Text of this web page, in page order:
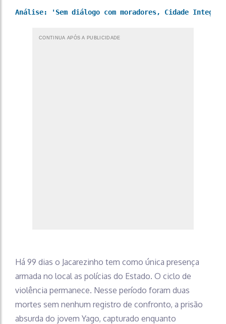
Análise: 'Sem diálogo com moradores, Cidade
CONTINUA APÓS A PUBLICIDADE
Há 99 dias o Jacarezinho tem como única presença
armada no local as polícias do Estado. O ciclo de
violência permanece. Nesse período foram duas
mortes sem nenhum registro de confronto, a prisão
absurda do jovem Yago, capturado enquanto